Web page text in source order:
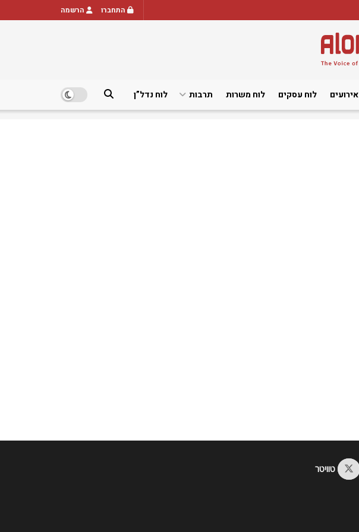
התחברו הרשמה
אירועים לוח עסקים לוח משרות תרבות לוח נדל”ן
טוויטר